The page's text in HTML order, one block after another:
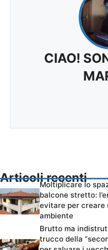
CIAO!
Articoli recenti
Moltiplicare lo
balcone stretto:
evitare per creare
ambiente
Brutto ma
trucco della